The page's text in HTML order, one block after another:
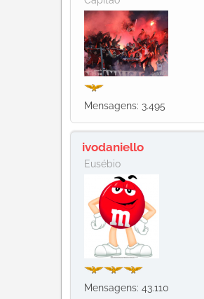
Mensagens: 3.495
ivodaniello
Eusébio
Mensagens: 43.110